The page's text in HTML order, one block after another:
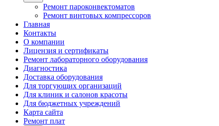
Ремонт пароконвектоматов
Ремонт винтовых компрессоров
Главная
Контакты
О компании
Лицензия и сертификаты
Ремонт лабораторного оборудования
Диагностика
Доставка оборудования
Для торгующих организаций
Для клиник и салонов красоты
Для бюджетных учреждений
Карта сайта
Ремонт плат